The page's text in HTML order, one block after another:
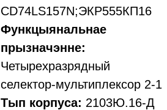
CD74LS157N;ЭКР555КП16
Функцыянальнае
прызначэнне:
Четырехразрядный
селектор-мультиплексор 2-1
Тып корпуса: 2103Ю.16-Д